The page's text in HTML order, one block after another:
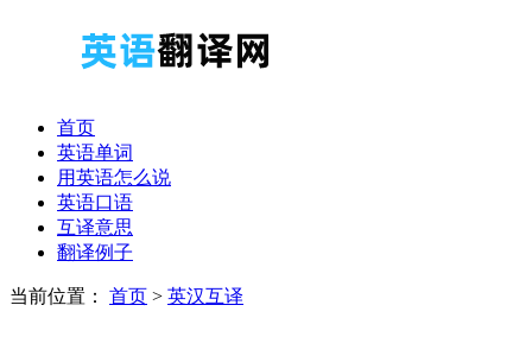
首页
英语单词
用英语怎么说
英语口语
互译意思
翻译例子
当前位置： 首页 > 英汉互译